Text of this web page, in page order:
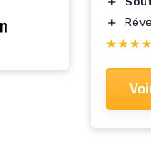
＋